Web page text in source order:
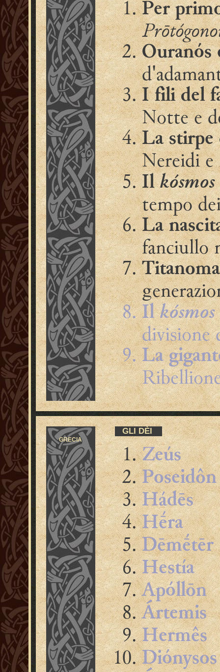
Per
Ouranós
I fili del
Notte e
La stirpe
Nereidi
Ilkósmos
tempo
La
fanciullo
Ilkósmos
divisione
La
GRECIA
GLI DÈI
Zeús
Poseidôn
Hádēs
Hḗra
Dēmḗtēr
Hestía
Apóllōn
Ártemis
Hermês
Diónysos